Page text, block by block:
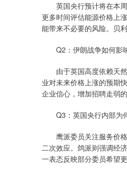
英国央行预计将在本周
更多时间评估能源价格上
能带来不必要的风险。贝
Q2：伊朗战争如何影
由于英国高度依赖天然
业对未来价格上涨的预期
企业信心，增加招聘走弱
Q3：英国央行内部为何
鹰派委员关注服务价格
二次效应。鸽派则强调经
一表态反映部分委员希望